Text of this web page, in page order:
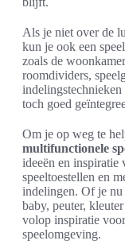
Als je niet over de
kun je ook een
zoals de
roomdividers,
indelingstechnieken
toch goed
Om je op weg te
multifunctionele
ideeën en inspiratie
speeltoestellen en
indelingen. Of je nu
baby, peuter,
volop inspiratie
speelomgeving.